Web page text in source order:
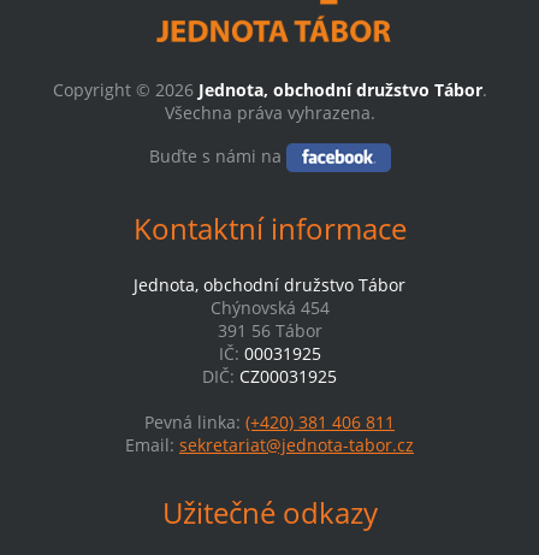
Copyright © 2026 Jednota, obchodní družstvo Tábor.
Všechna práva vyhrazena.
Buďte s námi na
Kontaktní informace
Jednota, obchodní družstvo Tábor
Chýnovská 454
391 56 Tábor
IČ: 00031925
DIČ: CZ00031925
Pevná linka: (+420) 381 406 811
Email: sekretariat@jednota-tabor.cz
Užitečné odkazy